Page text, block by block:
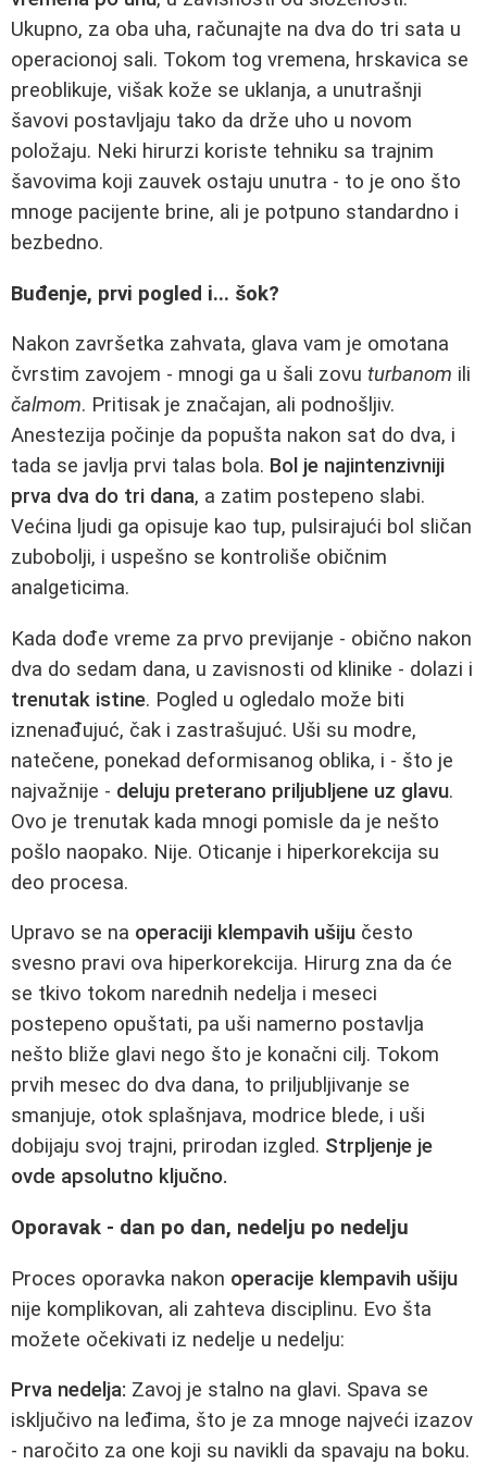
Ukupno, za oba uha, računajte na dva do tri sata u
operacionoj sali. Tokom tog vremena, hrskavica se
preoblikuje, višak kože se uklanja, a unutrašnji
šavovi postavljaju tako da drže uho u novom
položaju. Neki hirurzi koriste tehniku sa trajnim
šavovima koji zauvek ostaju unutra - to je ono što
mnoge pacijente brine, ali je potpuno standardno i
bezbedno.
Buđenje, prvi pogled i... šok?
Nakon završetka zahvata, glava vam je omotana
čvrstim zavojem - mnogi ga u šali zovu turbanom ili
čalmom. Pritisak je značajan, ali podnošljiv.
Anestezija počinje da popušta nakon sat do dva, i
tada se javlja prvi talas bola. Bol je najintenzivniji
prva dva do tri dana, a zatim postepeno slabi.
Većina ljudi ga opisuje kao tup, pulsirajući bol sličan
zubobolji, i uspešno se kontroliše običnim
analgeticima.
Kada dođe vreme za prvo previjanje - obično nakon
dva do sedam dana, u zavisnosti od klinike - dolazi i
trenutak istine. Pogled u ogledalo može biti
iznenađujuć, čak i zastrašujuć. Uši su modre,
natečene, ponekad deformisanog oblika, i - što je
najvažnije - deluju preterano priljubljene uz glavu.
Ovo je trenutak kada mnogi pomisle da je nešto
pošlo naopako. Nije. Oticanje i hiperkorekcija su
deo procesa.
Upravo se na operaciji klempavih ušiju često
svesno pravi ova hiperkorekcija. Hirurg zna da će
se tkivo tokom narednih nedelja i meseci
postepeno opuštati, pa uši namerno postavlja
nešto bliže glavi nego što je konačni cilj. Tokom
prvih mesec do dva dana, to priljubljivanje se
smanjuje, otok splašnjava, modrice blede, i uši
dobijaju svoj trajni, prirodan izgled. Strpljenje je
ovde apsolutno ključno.
Oporavak - dan po dan, nedelju po nedelju
Proces oporavka nakon operacije klempavih ušiju
nije komplikovan, ali zahteva disciplinu. Evo šta
možete očekivati iz nedelje u nedelju:
Prva nedelja: Zavoj je stalno na glavi. Spava se
isključivo na leđima, što je za mnoge najveći izazov
- naročito za one koji su navikli da spavaju na boku.